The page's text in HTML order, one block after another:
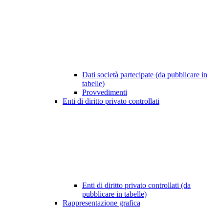
Dati società partecipate (da pubblicare in
tabelle)
Provvedimenti
Enti di diritto privato controllati
Enti di diritto privato controllati (da
pubblicare in tabelle)
Rappresentazione grafica